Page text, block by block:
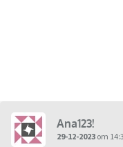
Ana123!
29-12-2023 om